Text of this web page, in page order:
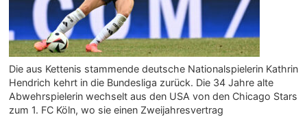
Die aus Kettenis stammende deutsche Nationalspielerin Kathrin
Hendrich kehrt in die Bundesliga zurück. Die 34 Jahre alte
Abwehrspielerin wechselt aus den USA von den Chicago Stars
zum 1. FC Köln, wo sie einen Zweijahresvertrag